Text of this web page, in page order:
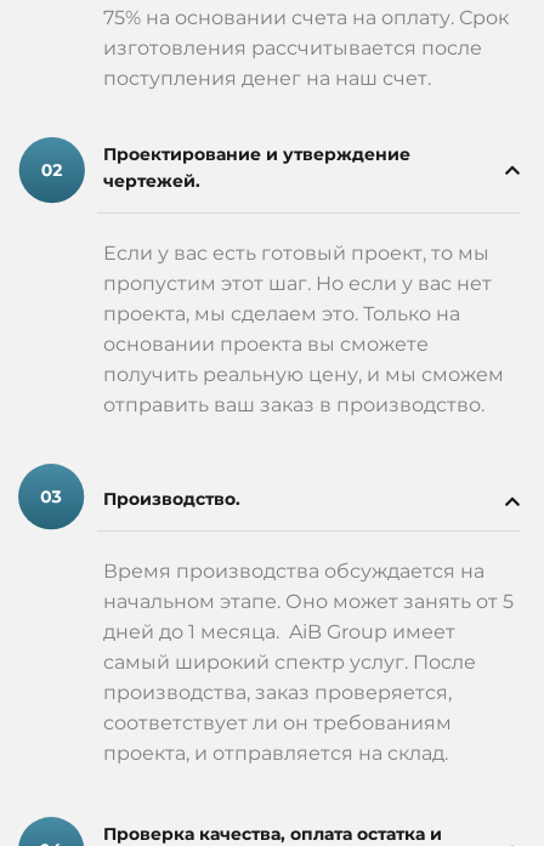
75% на основании счета на оплату. Срок
изготовления рассчитывается после
поступления денег на наш счет.
Проектирование и утверждение
чертежей.
Если у вас есть готовый проект, то мы
пропустим этот шаг. Но если у вас нет
проекта, мы сделаем это. Только на
основании проекта вы сможете
получить реальную цену, и мы сможем
отправить ваш заказ в производство.
Производство.
Время производства обсуждается на
начальном этапе. Оно может занять от 5
дней до 1 месяца. AiB Group имеет
самый широкий спектр услуг. После
производства, заказ проверяется,
соответствует ли он требованиям
проекта, и отправляется на склад.
Проверка качества, оплата остатка и